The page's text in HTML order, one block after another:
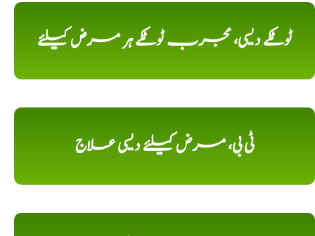
ٹوٹکے دیسی، مجرب ٹوٹکے ہر مرض کیلئے
ٹی بی، مرض کیلئے دیسی علاج